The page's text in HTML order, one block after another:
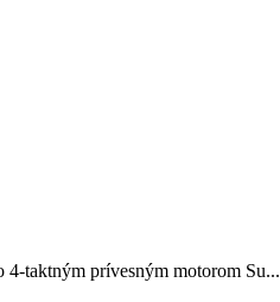
4-taktným prívesným motorom Su...